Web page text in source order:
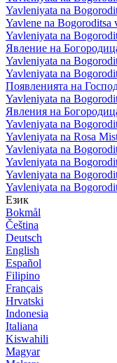
Yavleniyata na
Yavlene na Bogoroditsa
Yavleniyata na
Явление на
Yavleniyata na
Yavleniyata na
Появленията на
Yavleniyata na
Явления на
Yavleniyata na
Yavleniyata na Rosa
Yavleniyata na
Yavleniyata na
Yavleniyata na
Yavleniyata na
Език
Bokmål
Čeština
Deutsch
English
Español
Filipino
Français
Hrvatski
Indonesia
Italiana
Kiswahili
Magyar